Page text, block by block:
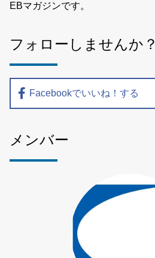
EBマガジンです。
フォローしませんか？
Facebookでいいね！する
メンバー